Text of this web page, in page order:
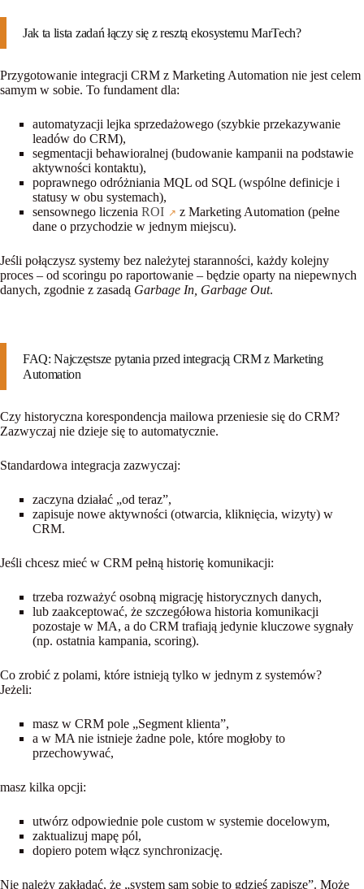
Jak ta lista zadań łączy się z resztą ekosystemu MarTech?
Przygotowanie integracji CRM z Marketing Automation nie jest celem
samym w sobie. To fundament dla:
automatyzacji lejka sprzedażowego (szybkie przekazywanie
leadów do CRM),
segmentacji behawioralnej (budowanie kampanii na podstawie
aktywności kontaktu),
poprawnego odróżniania MQL od SQL (wspólne definicje i
statusy w obu systemach),
sensownego liczenia ROI
z Marketing Automation (pełne
dane o przychodzie w jednym miejscu).
Jeśli połączysz systemy bez należytej staranności, każdy kolejny
proces – od scoringu po raportowanie – będzie oparty na niepewnych
danych, zgodnie z zasadą Garbage In, Garbage Out.
FAQ: Najczęstsze pytania przed integracją CRM z Marketing
Automation
Czy historyczna korespondencja mailowa przeniesie się do CRM?
Zazwyczaj nie dzieje się to automatycznie.
Standardowa integracja zazwyczaj:
zaczyna działać „od teraz”,
zapisuje nowe aktywności (otwarcia, kliknięcia, wizyty) w
CRM.
Jeśli chcesz mieć w CRM pełną historię komunikacji:
trzeba rozważyć osobną migrację historycznych danych,
lub zaakceptować, że szczegółowa historia komunikacji
pozostaje w MA, a do CRM trafiają jedynie kluczowe sygnały
(np. ostatnia kampania, scoring).
Co zrobić z polami, które istnieją tylko w jednym z systemów?
Jeżeli:
masz w CRM pole „Segment klienta”,
a w MA nie istnieje żadne pole, które mogłoby to
przechowywać,
masz kilka opcji:
utwórz odpowiednie pole custom w systemie docelowym,
zaktualizuj mapę pól,
dopiero potem włącz synchronizację.
Nie należy zakładać, że „system sam sobie to gdzieś zapisze”. Może